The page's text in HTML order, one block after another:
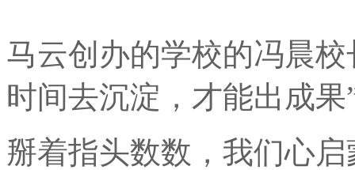
马云创办的学校的冯晨
时间去沉淀，才能出成果
掰着指头数数，我们心